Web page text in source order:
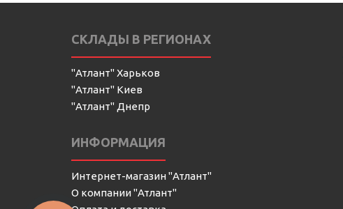
СКЛАДЫ В РЕГИОНАХ
"Атлант" Харьков
"Атлант" Киев
"Атлант" Днепр
ИНФОРМАЦИЯ
Интернет-магазин "Атлант"
О компании "Атлант"